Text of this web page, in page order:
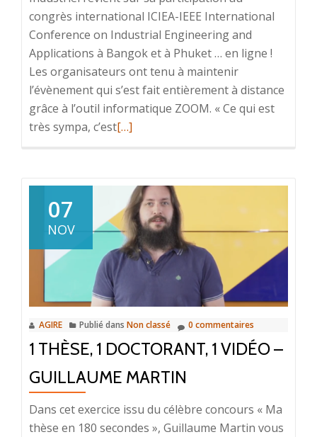
congrès international ICIEA-IEEE International
Conference on Industrial Engineering and
Applications à Bangok et à Phuket … en ligne !
Les organisateurs ont tenu à maintenir
l’évènement qui s’est fait entièrement à distance
grâce à l’outil informatique ZOOM. « Ce qui est
très sympa, c’estEn
surRetour
d’expérience
d’un
congrès
international
…
en
ligne
!
[…]
07
NOV
AGIRE Publié dans Non classé 0 commentaires
1 THÈSE, 1 DOCTORANT, 1 VIDÉO –
GUILLAUME MARTIN
Dans cet exercice issu du célèbre concours « Ma
thèse en 180 secondes », Guillaume Martin vous